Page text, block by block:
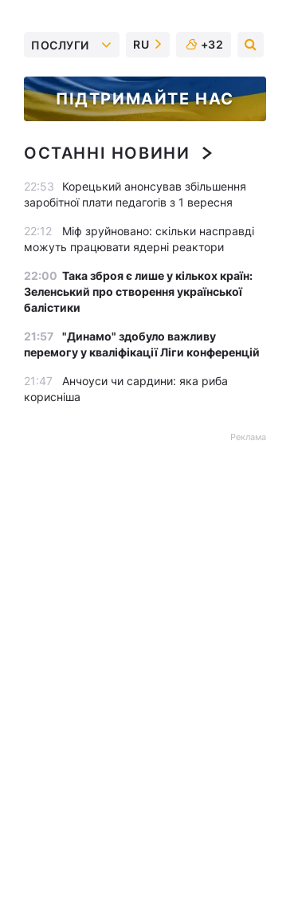
ПОСЛУГИ RU +32
ПІДТРИМАЙТЕ НАС
ОСТАННІ НОВИНИ
22:53
Корецький анонсував збільшення
заробітної плати педагогів з 1 вересня
22:12
Міф зруйновано: скільки насправді
можуть працювати ядерні реактори
22:00 Така зброя є лише у кількох країн:
Зеленський про створення української
балістики
21:57
"Динамо" здобуло важливу
перемогу у кваліфікації Ліги конференцій
21:47
Анчоуси чи сардини: яка риба
корисніша
Реклама